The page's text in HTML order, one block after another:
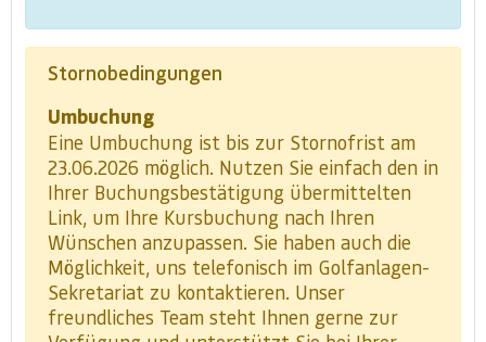
Stornobedingungen
Umbuchung
Eine Umbuchung ist bis zur Stornofrist am
23.06.2026 möglich. Nutzen Sie einfach den in
Ihrer Buchungsbestätigung übermittelten
Link, um Ihre Kursbuchung nach Ihren
Wünschen anzupassen. Sie haben auch die
Möglichkeit, uns telefonisch im Golfanlagen-
Sekretariat zu kontaktieren. Unser
freundliches Team steht Ihnen gerne zur